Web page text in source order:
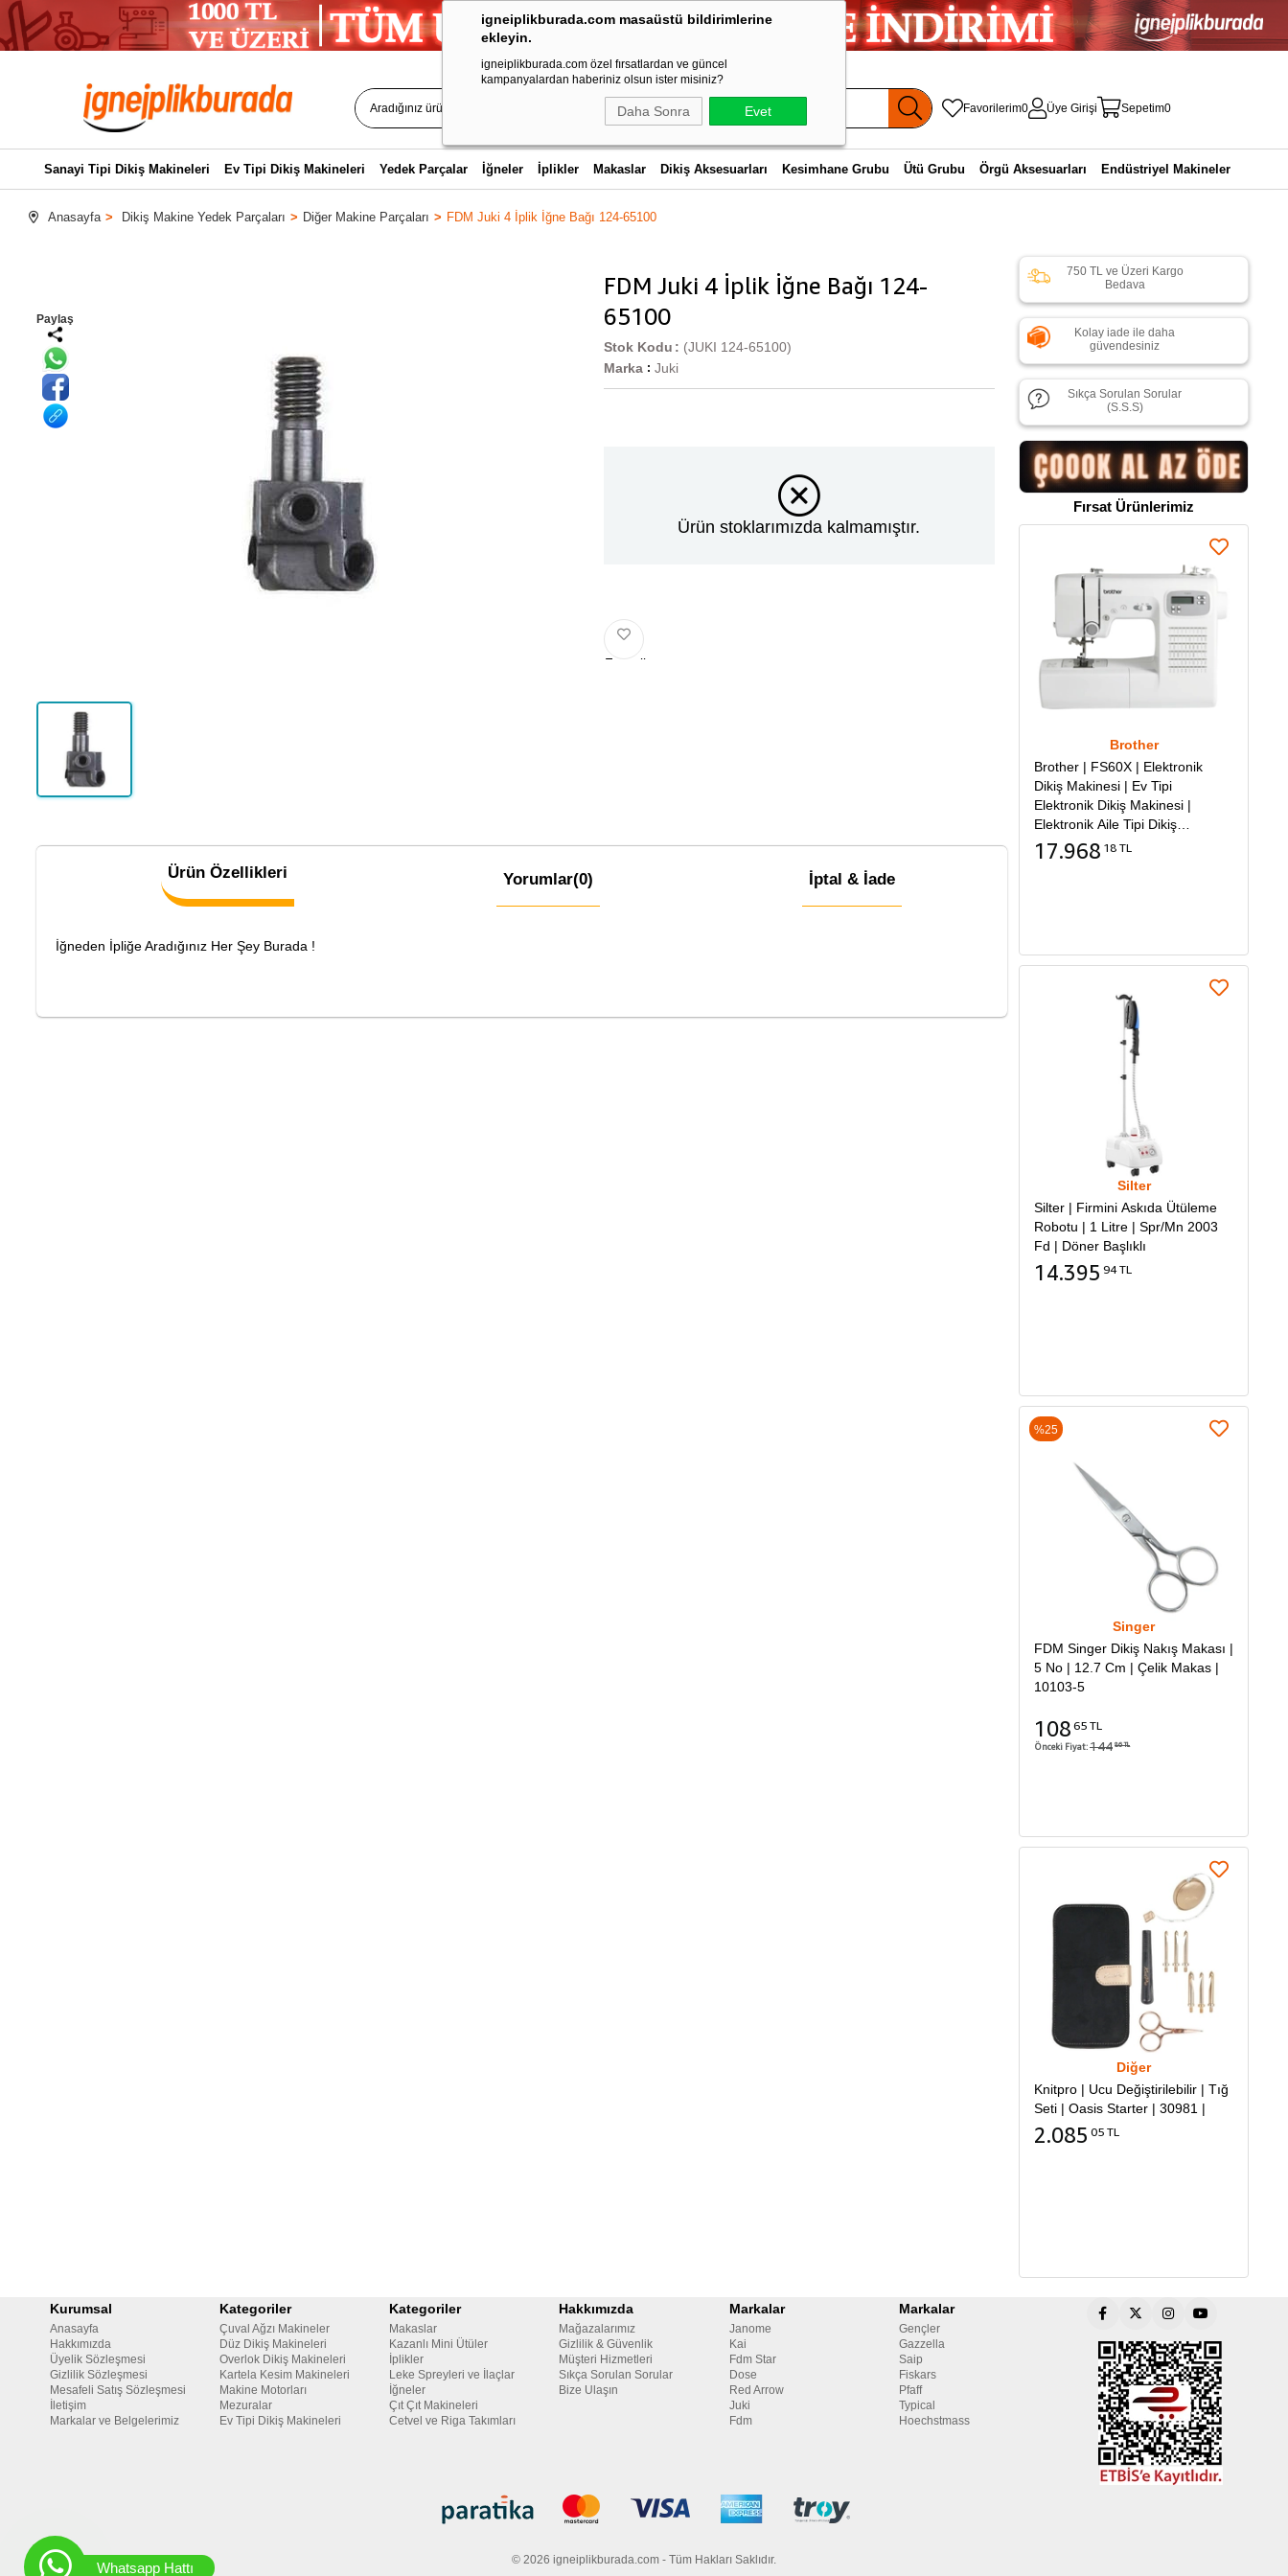
igneiplikburada.com masaüstü bildirimlerine
ekleyin.
igneiplikburada.com özel fırsatlardan ve güncel
kampanyalardan haberiniz olsun ister misiniz?
Daha Sonra Evet Favorilerim0 Üye Girişi Sepetim0
Sanayi Tipi Dikiş Makineleri Ev Tipi Dikiş Makineleri Yedek Parçalar İğneler İplikler Makaslar Dikiş Aksesuarları Kesimhane Grubu Ütü Grubu Örgü Aksesuarları Endüstriyel Makineler
Anasayfa Dikiş Makine Yedek Parçaları Diğer Makine Parçaları FDM Juki 4 İplik İğne Bağı 124-65100
Paylaş
FDM Juki 4 İplik İğne Bağı 124-
65100
(JUKI 124-65100)
Stok Kodu
Marka : Juki
Ürün stoklarımızda kalmamıştır.
Favorilere
Ürün Özellikleri Yorumlar(0) İptal & İade
İğneden İpliğe Aradığınız Her Şey Burada !
750 TL ve Üzeri Kargo
Bedava
Kolay iade ile daha
güvendesiniz
Sıkça Sorulan Sorular
(S.S.S)
Fırsat Ürünlerimiz
Brother
Brother | FS60X | Elektronik
Dikiş Makinesi | Ev Tipi
Elektronik Dikiş Makinesi |
Elektronik Aile Tipi Dikiş
Makinesi
17.968 18 TL
Silter
Silter | Firmini Askıda Ütüleme
Robotu | 1 Litre | Spr/Mn 2003
Fd | Döner Başlıklı
14.395 94 TL
Singer
FDM Singer Dikiş Nakış Makası |
5 No | 12.7 Cm | Çelik Makas |
10103-5
108 65 TL
Önceki Fiyat:144 86 TL
%25
Diğer
Knitpro | Ucu Değiştirilebilir | Tığ
Seti | Oasis Starter | 30981 |
2.085 05 TL
Kurumsal
Anasayfa
Hakkımızda
Üyelik Sözleşmesi
Gizlilik Sözleşmesi
Mesafeli Satış Sözleşmesi
İletişim
Markalar ve Belgelerimiz
Kategoriler
Çuval Ağzı Makineler
Düz Dikiş Makineleri
Overlok Dikiş Makineleri
Kartela Kesim Makineleri
Makine Motorları
Mezuralar
Ev Tipi Dikiş Makineleri
Kategoriler
Makaslar
Kazanlı Mini Ütüler
İplikler
Leke Spreyleri ve İlaçlar
İğneler
Çıt Çıt Makineleri
Cetvel ve Riga Takımları
Hakkımızda
Mağazalarımız
Gizlilik & Güvenlik
Müşteri Hizmetleri
Sıkça Sorulan Sorular
Bize Ulaşın
Markalar
Janome
Kai
Fdm Star
Dose
Red Arrow
Juki
Fdm
Markalar
Gençler
Gazzella
Saip
Fiskars
Pfaff
Typical
Hoechstmass
© 2026 igneiplikburada.com - Tüm Hakları Saklıdır.
Whatsapp Hattı